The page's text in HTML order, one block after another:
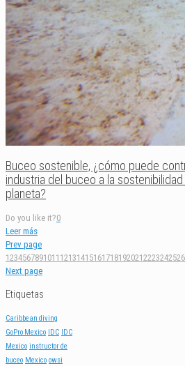
Buceo sostenible, ¿cómo puede
industria del buceo a la sostenibilidad
planeta?
Do you like it?0
Leer más
Prev page
1234567891011 121314151617181920212223242526
Next page
Etiquetas
Caribbean diving
GoPro Mexico
IDC
IDC
Mexico instructor de
buceo Mexico owsi